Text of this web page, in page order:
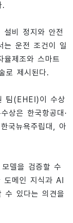
.
설비 정지와 안전
는 운전 조건이 일
제조와 스마트
로 제시된다.
팀(EHEI)이 수상
상은 한국항공대·
국뉴욕주립대, 아
델을 검증할 수
메인 지식과 AI
수 있다는 의견을